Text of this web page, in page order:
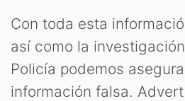
Con toda esta
así como la
Policía podemos
información falsa.